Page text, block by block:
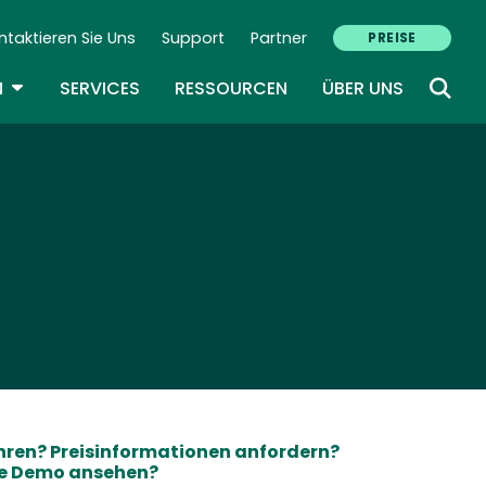
Navigation (DE)
Sie Uns Support Partner PREISE
TOGGLE DROPDOWN
SERVICES RESSOURCEN ÜBER UNS
Preisinformationen anfordern?
Demo ansehen?